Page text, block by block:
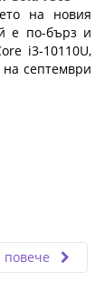
на новия
е по-бърз и
i3-10110U,
на септември
повече